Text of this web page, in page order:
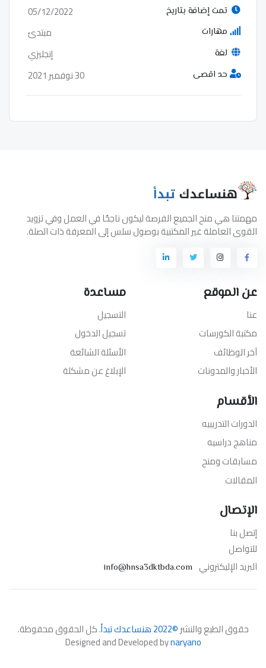
تمت إضافة بتاريخ 05/12/2022
مهارات مبتدئ
لغة إنجليزي
حد اقصى 30 نوفمبر 2021
مهمتنا هي منح الجميع الفرصة ليكون ناجحًا في العمل وفي تزويد
القوى العاملة غير المكتبية بوصول سلس إلى المعرفة ذات الصلة.
عن الموقع
عنا
مكتبة الكورسات
آخر الوظائف
الأخبار والمدونات
مساعدة
التسجيل
تسجيل الدخول
الأسئلة الشائعة
الإبلاغ عن مشكلة
الأقسام
الدورات التدريبيه
مناهج دراسيه
مسابقات ومنح
المقالات
الإتصال
إتصل بنا
للتواصل
البريد الإليكتروني info@hnsa3dktbda.com
حقوق الطبع والنشر©2022 هنساعدك تبدأ . كل الحقوق محفوظة.
Designed and Developed bynaryano